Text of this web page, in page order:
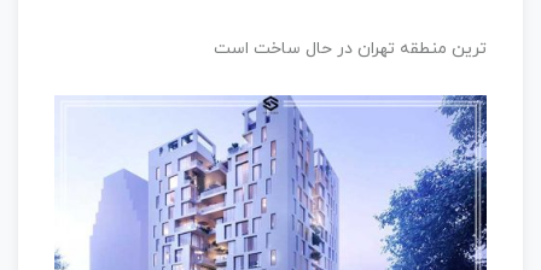
ترین منطقه تهران در حال ساخت است